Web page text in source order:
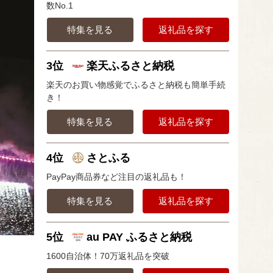
数No.1
特集を見る 返礼品を探す
3位 楽天ふるさと納税
楽天のお買い物感覚でふるさと納税も簡単手続
き！
特集を見る 返礼品を探す
4位 さとふる
PayPay商品券など注目の返礼品も！
特集を見る 返礼品を探す
5位 au PAY ふるさと納税
1600自治体！70万返礼品を突破